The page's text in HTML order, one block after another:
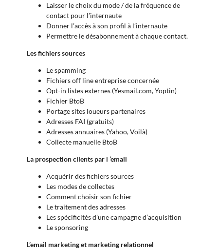
Laisser le choix du mode / de la fréquence de
contact pour l’internaute
Donner l’accès à son profil à l’internaute
Permettre le désabonnement à chaque contact.
Les fichiers sources
Le spamming
Fichiers off line entreprise concernée
Opt-in listes externes (Yesmail.com, Yoptin)
Fichier BtoB
Portage sites loueurs partenaires
Adresses FAI (gratuits)
Adresses annuaires (Yahoo, Voilà)
Collecte manuelle BtoB
La prospection clients par l ’email
Acquérir des fichiers sources
Les modes de collectes
Comment choisir son fichier
Le traitement des adresses
Les spécificités d’une campagne d’acquisition
Le sponsoring
L’email marketing et marketing relationnel